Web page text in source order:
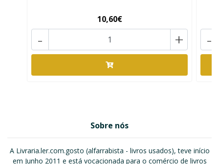
10,60€
+
- -
Sobre nós
A Livraria.ler.com.gosto (alfarrabista - livros usados), teve início
em Junho 2011 e está vocacionada para o comércio de livros